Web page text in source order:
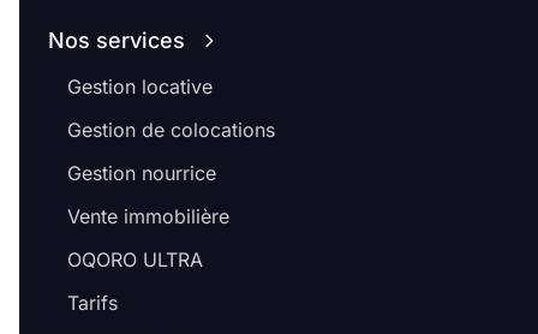
Nos services
Gestion locative
Gestion de colocations
Gestion nourrice
Vente immobilière
OQORO ULTRA
Tarifs